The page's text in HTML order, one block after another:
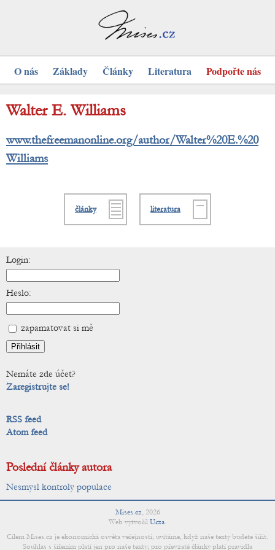
O nás Základy Články Literatura Podpořte nás
Walter E. Williams
www.thefreemanonline.org/author/Walter%20E.%20
Williams
články literatura
Login:
Heslo:
zapamatovat si mě
Nemáte zde účet?
Zaregistrujte se!
RSS feed
Atom feed
Poslední články autora
Nesmysl kontroly populace
Mises.cz, 2026
Web vytvořil Urza.
Cílem Mises.cz je ekonomická osvěta veřejnosti; uvítáme, když naše texty budete šířit.
Souhlas s šířením platí jen pro naše texty; pro převzaté články platí pravidla